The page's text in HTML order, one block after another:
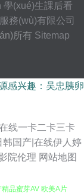
學(xué)生課后看
務(wù)有限公司
所有 Sitemap
感兴趣：吴忠胰卵
线一卡二卡三卡
国产|在线伊人婷
院伦理 网站地图